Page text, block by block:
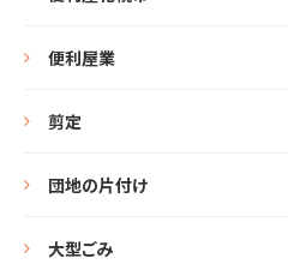
便利屋業
剪定
団地の片付け
大型ごみ